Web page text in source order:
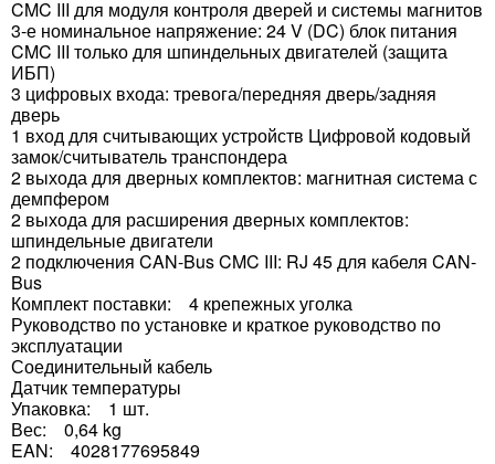
CMC III для модуля контроля дверей и системы магнитов
3-е номинальное напряжение: 24 V (DC) блок питания
CMC III только для шпиндельных двигателей (защита
ИБП)
3 цифровых входа: тревога/передняя дверь/задняя
дверь
1 вход для считывающих устройств Цифровой кодовый
замок/считыватель транспондера
2 выхода для дверных комплектов: магнитная система с
демпфером
2 выхода для расширения дверных комплектов:
шпиндельные двигатели
2 подключения CAN-Bus CMC III: RJ 45 для кабеля CAN-
Bus
Комплект поставки: 4 крепежных уголка
Руководство по установке и краткое руководство по
эксплуатации
Соединительный кабель
Датчик температуры
Упаковка: 1 шт.
Вес: 0,64 kg
EAN: 4028177695849